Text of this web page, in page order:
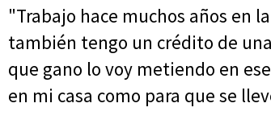
"Trabajo hace muchos años en
también tengo un crédito de
que gano lo voy metiendo en
en mi casa como para que se